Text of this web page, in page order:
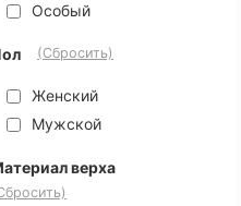
Особый
(Сбросить)
Женский
Мужской
верха